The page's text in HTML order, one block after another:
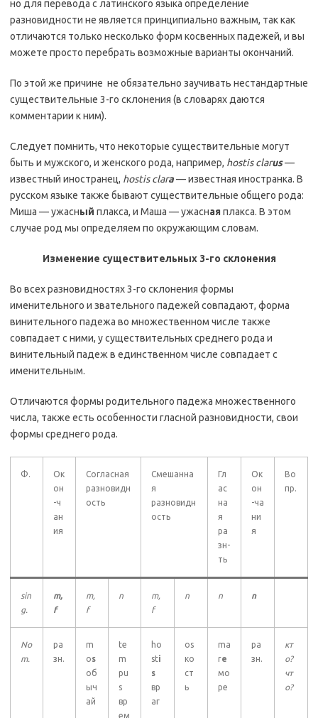
но для перевода с латинского языка определение
разновидности не является принципиально важным, так как
отличаются только несколько форм косвенных падежей, и вы
можете просто перебрать возможные варианты окончаний.
По этой же причине не обязательно заучивать нестандартные
существительные 3-го склонения (в словарях даются
комментарии к ним).
Следует помнить, что некоторые существительные могут
быть и мужского, и женского рода, например, hostis clarus—
известный иностранец, hostis clara— известная иностранка. В
русском языке также бывают существительные общего рода:
Миша — ужасный плакса, и Маша — ужаснаяплакса. В этом
случае род мы определяем по окружающим словам.
Изменение существительных 3-го склонения
Во всех разновидностях 3-го склонения формы
именительного и звательного падежей совпадают, форма
винительного падежа во множественном числе также
совпадает с ними, у существительных среднего рода и
винительный падеж в единственном числе совпадает с
именительным.
Отличаются формы родительного падежа множественного
числа, также есть особенности гласной разновидности, свои
формы среднего рода.
Ф.
Ок
он
-ч
ан
ия
Согласная
разновидн
ость
Смешанна
я
разновидн
ость
Гл
ас
на
я
ра
зн-
ть
Ок
он
-ча
ни
я
Во
пр.
sin
g.
m,
f
m,
f
n
m,
f
n n n
No
m.
ра
зн.
m
os
об
ыч
ай
te
m
pu
s
вр
ем
ho
sti
s
вр
аг
os
ко
ст
ь
ma
re
мо
ре
ра
зн.
кт
о?
чт
о?